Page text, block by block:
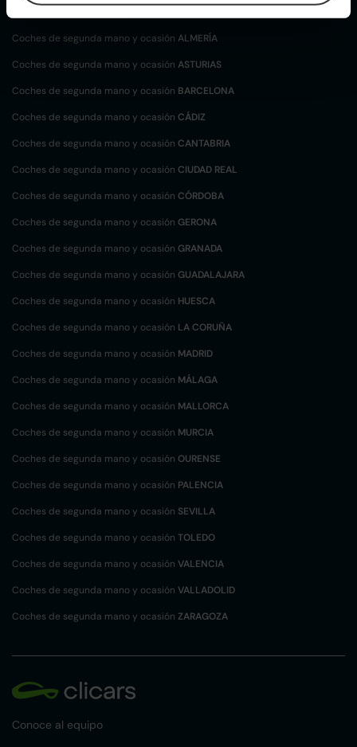
Coches de segunda mano y ocasión ALMERÍA
Coches de segunda mano y ocasión ASTURIAS
Coches de segunda mano y ocasión BARCELONA
Coches de segunda mano y ocasión CÁDIZ
Coches de segunda mano y ocasión CANTABRIA
Coches de segunda mano y ocasión CIUDAD REAL
Coches de segunda mano y ocasión CÓRDOBA
Coches de segunda mano y ocasión GERONA
Coches de segunda mano y ocasión GRANADA
Coches de segunda mano y ocasión GUADALAJARA
Coches de segunda mano y ocasión HUESCA
Coches de segunda mano y ocasión LA CORUÑA
Coches de segunda mano y ocasión MADRID
Coches de segunda mano y ocasión MÁLAGA
Coches de segunda mano y ocasión MALLORCA
Coches de segunda mano y ocasión MURCIA
Coches de segunda mano y ocasión OURENSE
Coches de segunda mano y ocasión PALENCIA
Coches de segunda mano y ocasión SEVILLA
Coches de segunda mano y ocasión TOLEDO
Coches de segunda mano y ocasión VALENCIA
Coches de segunda mano y ocasión VALLADOLID
Coches de segunda mano y ocasión ZARAGOZA
Conoce al equipo